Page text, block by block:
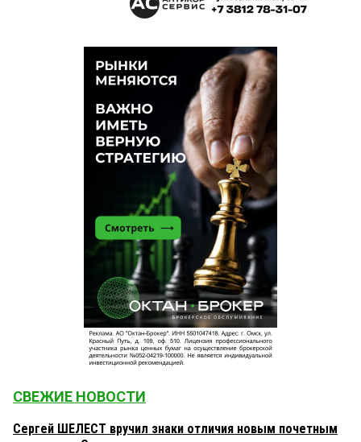
СВЕЖИЕ НОВОСТИ
Сергей ШЕЛЕСТ вручил знаки отличия новым почетным